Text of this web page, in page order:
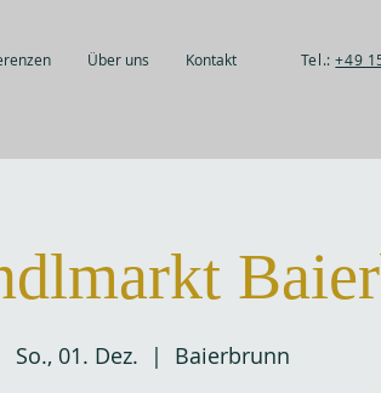
Tel.:+49
Über uns Kontakt
So., 01. Dez.
  |
Baierbrunn